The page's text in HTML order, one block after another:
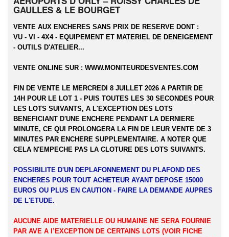
GAULLES & LE BOURGET
VENTE AUX ENCHERES SANS PRIX DE RESERVE DONT :
VU - VI - 4X4 - EQUIPEMENT ET MATERIEL DE DENEIGEMENT
- OUTILS D'ATELIER...
VENTE ONLINE SUR : WWW.MONITEURDESVENTES.COM
FIN DE VENTE LE MERCREDI 8 JUILLET 2026 A PARTIR DE
14H POUR LE LOT 1 - PUIS TOUTES LES 30 SECONDES POUR
LES LOTS SUIVANTS, A L'EXCEPTION DES LOTS
BENEFICIANT D'UNE ENCHERE PENDANT LA DERNIERE
MINUTE, CE QUI PROLONGERA LA FIN DE LEUR VENTE DE 3
MINUTES PAR ENCHERE SUPPLEMENTAIRE. A NOTER QUE
CELA N'EMPECHE PAS LA CLOTURE DES LOTS SUIVANTS.
POSSIBILITE D'UN DEPLAFONNEMENT DU PLAFOND DES
ENCHERES POUR TOUT ACHETEUR AYANT DEPOSE 15000
EUROS OU PLUS EN CAUTION - FAIRE LA DEMANDE AUPRES
DE L'ETUDE.
AUCUNE AIDE MATERIELLE OU HUMAINE NE SERA FOURNIE
PAR AVE A l’EXCEPTION DE CERTAINS LOTS (VOIR FICHE